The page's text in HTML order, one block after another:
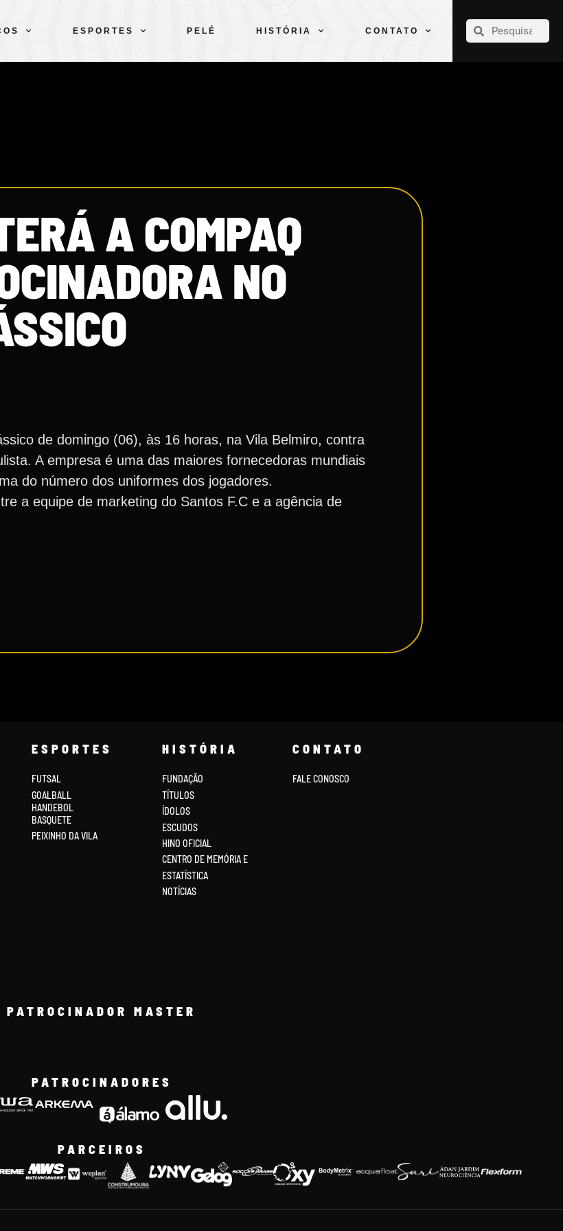
ESPORTES PELÉ HISTÓRIA CONTATO
CLUBE
A COMPAQ
NO
de domingo (06), às 16 horas, na Vila Belmiro, contra
A empresa é uma das maiores fornecedoras mundiais
do número dos uniformes dos jogadores.
a equipe de marketing do Santos F.C e a agência de
ESPORTES
FUTSAL
GOALBALL
HANDEBOL
BASQUETE
PEIXINHO DA VILA
HISTÓRIA
FUNDAÇÃO
TÍTULOS
ÍDOLOS
ESCUDOS
HINO OFICIAL
CENTRO DE MEMÓRIA E
ESTATÍSTICA
NOTÍCIAS
CONTATO
FALE CONOSCO
PATROCINADOR MASTER
PATROCINADORES
PARCEIROS